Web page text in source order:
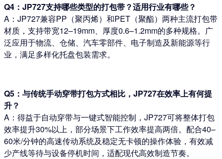
Q4：JP727支持哪些类型的打包带？适用行业有哪些？
A：JP727兼容PP（聚丙烯）和PET（聚酯）两种主流打包带
材质，支持带宽12–19mm、厚度0.6–1.2mm的多种规格。广
泛应用于物流、仓储、汽车零部件、电子制造及新能源等行
业，满足多样化托盘包装需求。
Q5：与传统手动穿带打包方式相比，JP727在效率上有何提
升？
A：得益于自动穿带与一键式智能控制，JP727可将整体打包
效率提升30%以上，部分场景下工作效率提高两倍。配合40–
60米/分钟的高速传动系统及稳定无卡顿的操作体验，有效减
少产线等待与设备停机时间，适配现代高效制造节奏。